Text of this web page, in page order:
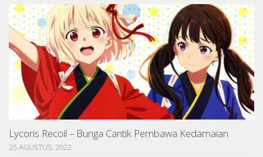
Lycoris Recoil – Bunga Cantik Pembawa Kedamaian
25 AGUSTUS, 2022